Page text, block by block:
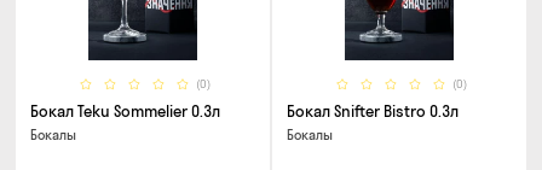
(0)
Бокал Teku Sommelier 0.3л
Бокалы
(0)
Бокал Snifter Bistro 0.3л
Бокалы